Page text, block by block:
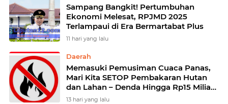
Sampang Bangkit! Pertumbuhan
Ekonomi Melesat, RPJMD 2025
Terlampaui di Era Bermartabat Plus
11 hari yang lalu
Daerah
Memasuki Pemusiman Cuaca Panas,
Mari Kita SETOP Pembakaran Hutan
dan Lahan – Denda Hingga Rp15 Miliar
Bagi Pelaku
13 hari yang lalu